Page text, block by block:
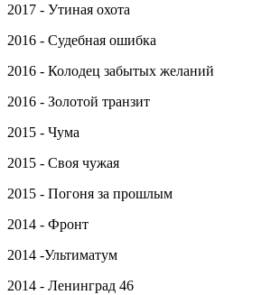
2017 - Утиная охота
2016 - Судебная ошибка
2016 - Колодец забытых желаний
2016 - Золотой транзит
2015 - Чума
2015 - Своя чужая
2015 - Погоня за прошлым
2014 - Фронт
2014 -Ультиматум
2014 - Ленинград 46